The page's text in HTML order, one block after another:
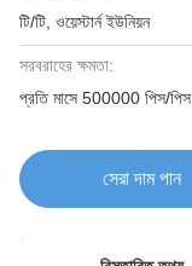
টি/টি, ওয়েস্টার্ন ইউনিয়ন
সরবরাহের ক্ষমতা:
প্রতি মাসে 500000 পিস/পিস
সেরা দাম পান